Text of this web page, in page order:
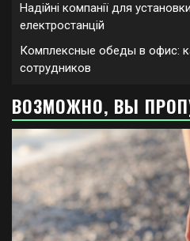
Надійні компанії для
електростанцій
Комплексные обеды в офис:
сотрудников
ВОЗМОЖНО, ВЫ